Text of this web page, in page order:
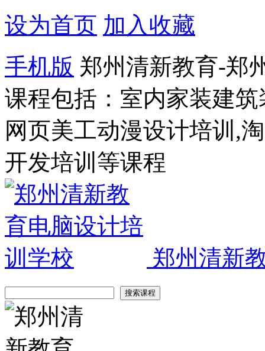
设为首页 加入收藏
手机版 郑州清新教育-郑
课程包括：室内家装建
网页美工动漫设计培训,
开发培训等课程
郑州清新